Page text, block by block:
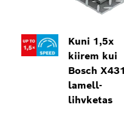
Kuni 1,5x
kiirem kui
Bosch X431
lamell-
lihvketas